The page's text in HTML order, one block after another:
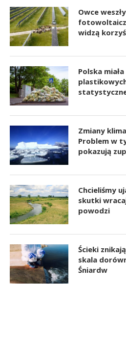
Owce
widzą
Polska
Zmiany
Problem w
pokazują
Chcieliśmy
skutki
powodzi
Ścieki
skala
Śniardw